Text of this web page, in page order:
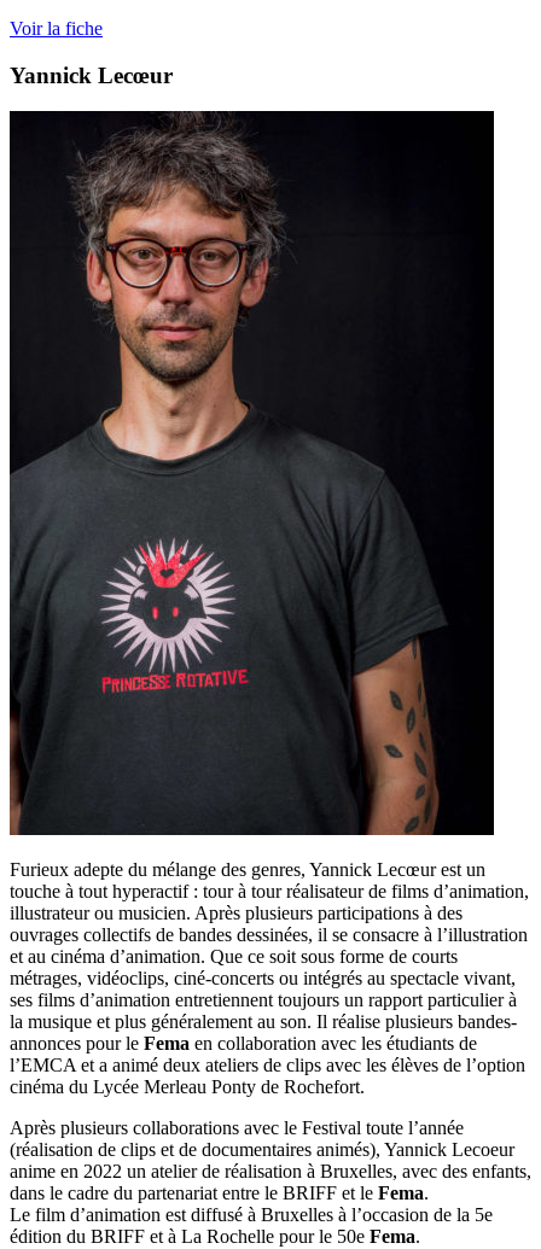
Voir la fiche
Yannick Lecœur
Furieux adepte du mélange des genres, Yannick Lecœur est un
touche à tout hyperactif : tour à tour réalisateur de films d’animation,
illustrateur ou musicien. Après plusieurs participations à des
ouvrages collectifs de bandes dessinées, il se consacre à l’illustration
et au cinéma d’animation. Que ce soit sous forme de courts
métrages, vidéoclips, ciné-concerts ou intégrés au spectacle vivant,
ses films d’animation entretiennent toujours un rapport particulier à
la musique et plus généralement au son. Il réalise plusieurs bandes-
annonces pour le Fema en collaboration avec les étudiants de
l’EMCA et a animé deux ateliers de clips avec les élèves de l’option
cinéma du Lycée Merleau Ponty de Rochefort.
Après plusieurs collaborations avec le Festival toute l’année
(réalisation de clips et de documentaires animés), Yannick Lecoeur
anime en 2022 un atelier de réalisation à Bruxelles, avec des enfants,
dans le cadre du partenariat entre le BRIFF et le Fema.
Le film d’animation est diffusé à Bruxelles à l’occasion de la 5e
édition du BRIFF et à La Rochelle pour le 50e Fema.